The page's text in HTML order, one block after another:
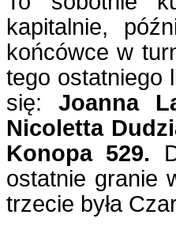
kapitalnie,
końcówce w
tego ostatniego
się:Joanna
Nicoletta
Konopa 529.
ostatnie granie
trzecie była